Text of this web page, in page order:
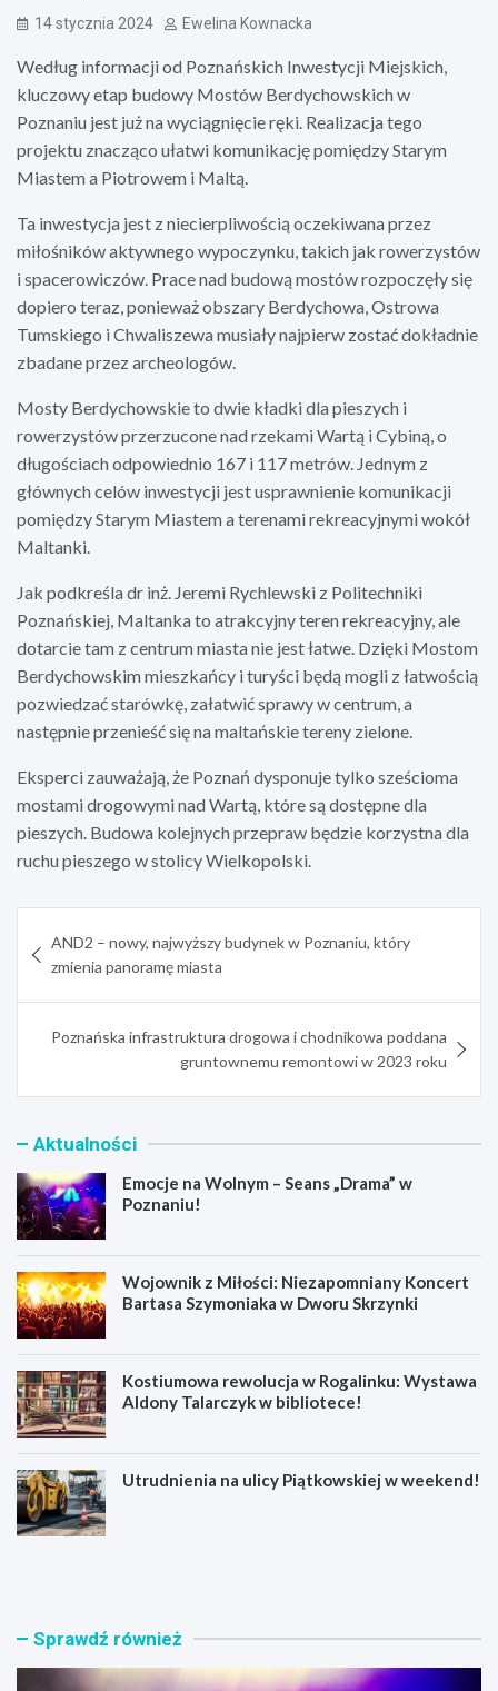
14 stycznia 2024 Ewelina Kownacka
Według informacji od Poznańskich Inwestycji Miejskich,
kluczowy etap budowy Mostów Berdychowskich w
Poznaniu jest już na wyciągnięcie ręki. Realizacja tego
projektu znacząco ułatwi komunikację pomiędzy Starym
Miastem a Piotrowem i Maltą.
Ta inwestycja jest z niecierpliwością oczekiwana przez
miłośników aktywnego wypoczynku, takich jak rowerzystów
i spacerowiczów. Prace nad budową mostów rozpoczęły się
dopiero teraz, ponieważ obszary Berdychowa, Ostrowa
Tumskiego i Chwaliszewa musiały najpierw zostać dokładnie
zbadane przez archeologów.
Mosty Berdychowskie to dwie kładki dla pieszych i
rowerzystów przerzucone nad rzekami Wartą i Cybiną, o
długościach odpowiednio 167 i 117 metrów. Jednym z
głównych celów inwestycji jest usprawnienie komunikacji
pomiędzy Starym Miastem a terenami rekreacyjnymi wokół
Maltanki.
Jak podkreśla dr inż. Jeremi Rychlewski z Politechniki
Poznańskiej, Maltanka to atrakcyjny teren rekreacyjny, ale
dotarcie tam z centrum miasta nie jest łatwe. Dzięki Mostom
Berdychowskim mieszkańcy i turyści będą mogli z łatwością
pozwiedzać starówkę, załatwić sprawy w centrum, a
następnie przenieść się na maltańskie tereny zielone.
Eksperci zauważają, że Poznań dysponuje tylko sześcioma
mostami drogowymi nad Wartą, które są dostępne dla
pieszych. Budowa kolejnych przepraw będzie korzystna dla
ruchu pieszego w stolicy Wielkopolski.
wpisu
AND2 – nowy, najwyższy budynek w Poznaniu, który
zmienia panoramę miasta
Poznańska infrastruktura drogowa i chodnikowa poddana
gruntownemu remontowi w 2023 roku
Aktualności
Emocje na Wolnym – Seans „Drama” w
Poznaniu!
Wojownik z Miłości: Niezapomniany Koncert
Bartasa Szymoniaka w Dworu Skrzynki
Kostiumowa rewolucja w Rogalinku: Wystawa
Aldony Talarczyk w bibliotece!
Utrudnienia na ulicy Piątkowskiej w weekend!
E
e
W
n Sprawdź również